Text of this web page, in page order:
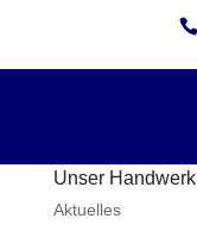
Unser Handwerk
Aktuelles